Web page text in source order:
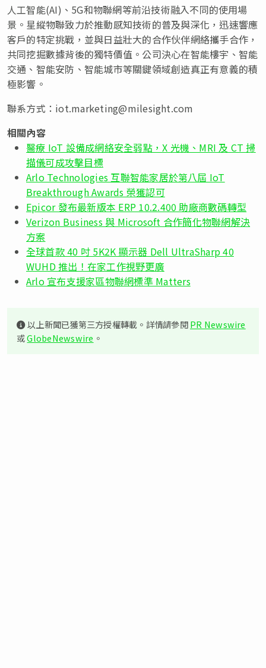
人工智能(AI)、5G和物聯網等前沿技術融入不同的使用場
景。星縱物聯致力於推動感知技術的普及與深化，迅速響應
客戶的特定挑戰，並與日益壯大的合作伙伴網絡攜手合作，
共同挖掘數據背後的獨特價值。公司決心在智能樓宇、智能
交通、智能安防、智能城市等關鍵領域創造真正有意義的積
極影響。
聯系方式： iot.marketing@milesight.com
相關內容
醫療 IoT 設備成網絡安全弱點，X 光機、MRI 及 CT 掃
描儀可成攻擊目標
Arlo Technologies 互聯智能家居於第八屆 IoT
Breakthrough Awards 榮獲認可
Epicor 發布最新版本 ERP 10.2.400 助廠商數碼轉型
Verizon Business 與 Microsoft 合作簡化物聯網解決
方案
全球首款 40 吋 5K2K 顯示器 Dell UltraSharp 40
WUHD 推出！在家工作視野更廣
Arlo 宣布支援家區物聯網標準 Matters
以上新聞已獲第三方授權轉載。詳情請參閱PR Newswire
或GlobeNewswire 。